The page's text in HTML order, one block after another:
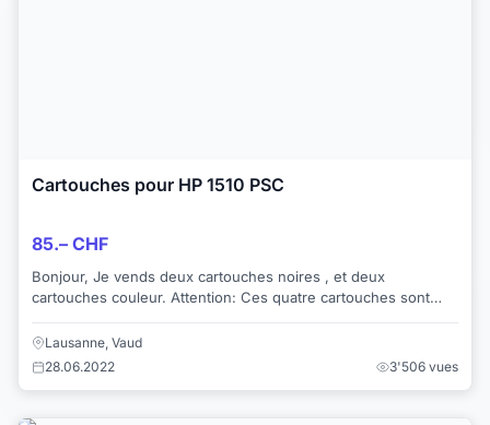
Cartouches pour HP 1510 PSC
85.– CHF
Bonjour, Je vends deux cartouches noires , et deux
cartouches couleur. Attention: Ces quatre cartouches sont
Lausanne, Vaud
28.06.2022
3'506 vues